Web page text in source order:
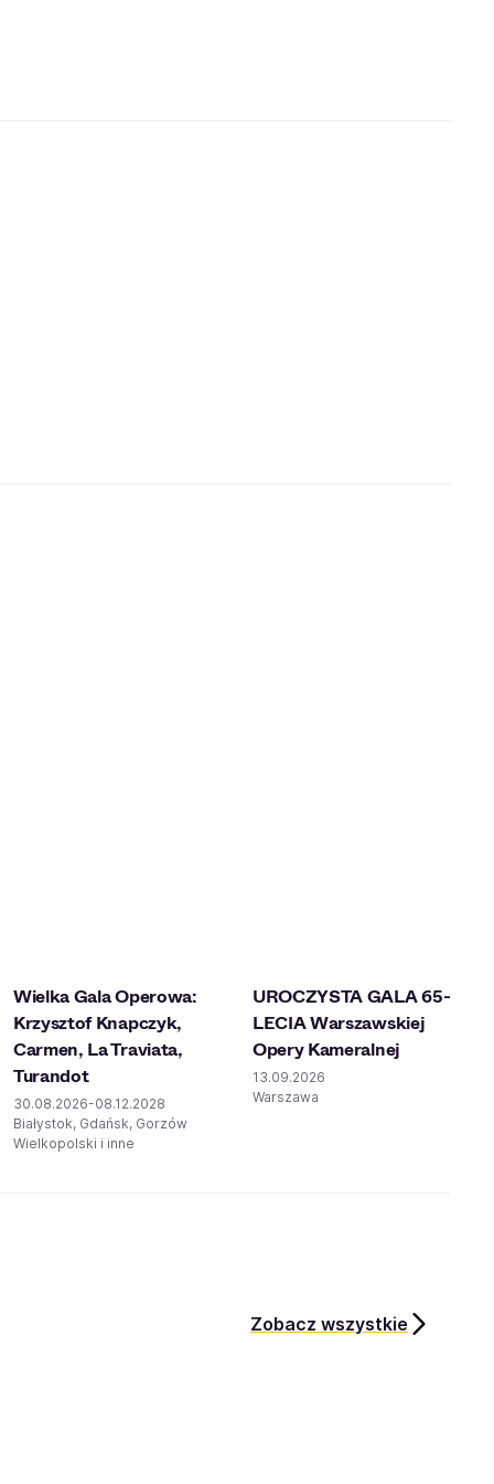
Wielka Gala Operowa:
Krzysztof Knapczyk,
Carmen, La Traviata,
Turandot
30.08.2026-08.12.2028
Białystok, Gdańsk, Gorzów
Wielkopolski i inne
UROCZYSTA GALA 65-
LECIA Warszawskiej
Opery Kameralnej
13.09.2026
Warszawa
Zobacz wszystkie